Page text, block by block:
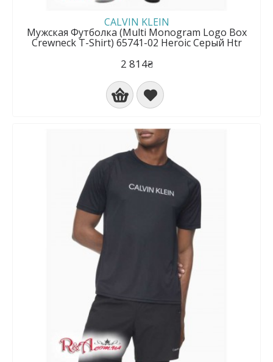
CALVIN KLEIN
Мужская Футболка (Multi Monogram Logo Box
Crewneck T-Shirt) 65741-02 Heroic Серый Htr
2 814₴